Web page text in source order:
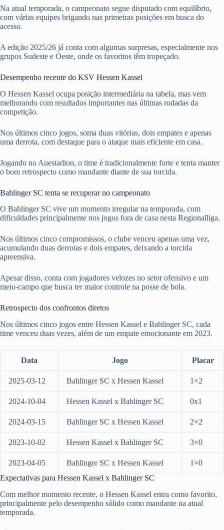
Na atual temporada, o campeonato segue disputado com equilíbrio,
com várias equipes brigando nas primeiras posições em busca do
acesso.
A edição 2025/26 já conta com algumas surpresas, especialmente nos
grupos Sudeste e Oeste, onde os favoritos têm tropeçado.
Desempenho recente do KSV Hessen Kassel
O Hessen Kassel ocupa posição intermediária na tabela, mas vem
melhorando com resultados importantes nas últimas rodadas da
competição.
Nos últimos cinco jogos, soma duas vitórias, dois empates e apenas
uma derrota, com destaque para o ataque mais eficiente em casa.
Jogando no Auestadion, o time é tradicionalmente forte e tenta manter
o bom retrospecto como mandante diante de sua torcida.
Bahlinger SC tenta se recuperar no campeonato
O Bahlinger SC vive um momento irregular na temporada, com
dificuldades principalmente nos jogos fora de casa nesta Regionalliga.
Nos últimos cinco compromissos, o clube venceu apenas uma vez,
acumulando duas derrotas e dois empates, deixando a torcida
apreensiva.
Apesar disso, conta com jogadores velozes no setor ofensivo e um
meio-campo que busca ter maior controle na posse de bola.
Retrospecto dos confrontos diretos
Nos últimos cinco jogos entre Hessen Kassel e Bahlinger SC, cada
time venceu duas vezes, além de um empate emocionante em 2023.
Data Jogo Placar
2025-03-12 Bahlinger SC x Hessen Kassel 1×2
2024-10-04 Hessen Kassel x Bahlinger SC 0x1
2024-03-15 Bahlinger SC x Hessen Kassel 2×2
2023-10-02 Hessen Kassel x Bahlinger SC 3×0
2023-04-05 Bahlinger SC x Hessen Kassel
1×0
Expectativas para Hessen Kassel x Bahlinger SC
Com melhor momento recente, o Hessen Kassel entra como favorito,
principalmente pelo desempenho sólido como mandante na atual
temporada.